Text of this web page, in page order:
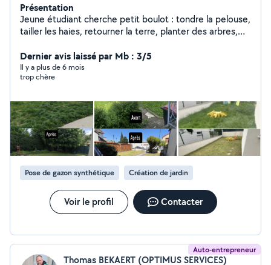
Présentation
Jeune étudiant cherche petit boulot : tondre la pelouse,
tailler les haies, retourner la terre, planter des arbres,
mais sur Leboncoin est a chaque fois les clients sont
ravis. Je possède le matériel nécessaire si besoin.
Dernier avis laissé par Mb : 3/5
Il y a plus de 6 mois
trop chère
Pose de gazon synthétique Création de jardin
Voir le profil Contacter
Auto-entrepreneur
Thomas BEKAERT (OPTIMUS SERVICES)